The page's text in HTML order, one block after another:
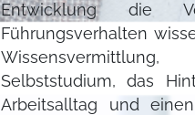
Entwicklung die
Führungsverhalten
Selbststudium, das
Arbeitsalltag und